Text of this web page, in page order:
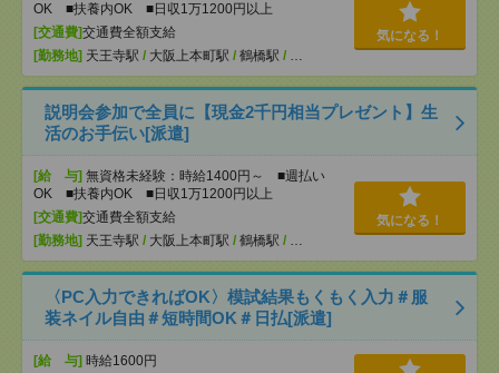
OK ■扶養内OK ■日収1万1200円以上
[交通費]交通費全額支給
[勤務地] 天王寺駅 / 大阪上本町駅 / 鶴橋駅 / …
気になる！
説明会参加で全員に【現金2千円相当プレゼント】生
活のお手伝い[派遣]
[給 与] 無資格未経験：時給1400円～ ■週払い
OK ■扶養内OK ■日収1万1200円以上
[交通費]交通費全額支給
[勤務地] 天王寺駅 / 大阪上本町駅 / 鶴橋駅 / …
気になる！
〈PC入力できればOK〉模試結果もくもく入力＃服
装ネイル自由＃短時間OK＃日払[派遣]
[給 与] 時給1600円